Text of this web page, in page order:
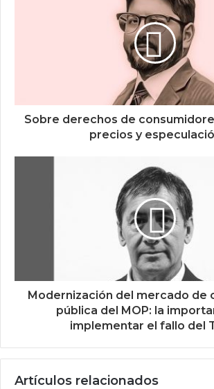
Sobre derechos de
precios y
Modernización del mercado de
pública del MOP: la
implementar el fallo del
Artículos relacionados